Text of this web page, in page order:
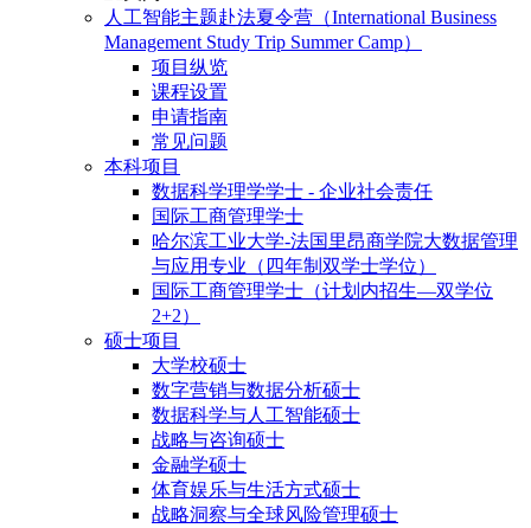
人工智能主题赴法夏令营（International Business
Management Study Trip Summer Camp）
项目纵览
课程设置
申请指南
常见问题
本科项目
数据科学理学学士 - 企业社会责任
国际工商管理学士
哈尔滨工业大学-法国里昂商学院大数据管理
与应用专业（四年制双学士学位）
国际工商管理学士（计划内招生—双学位
2+2）
硕士项目
大学校硕士
数字营销与数据分析硕士
数据科学与人工智能硕士
战略与咨询硕士
金融学硕士
体育娱乐与生活方式硕士
战略洞察与全球风险管理硕士